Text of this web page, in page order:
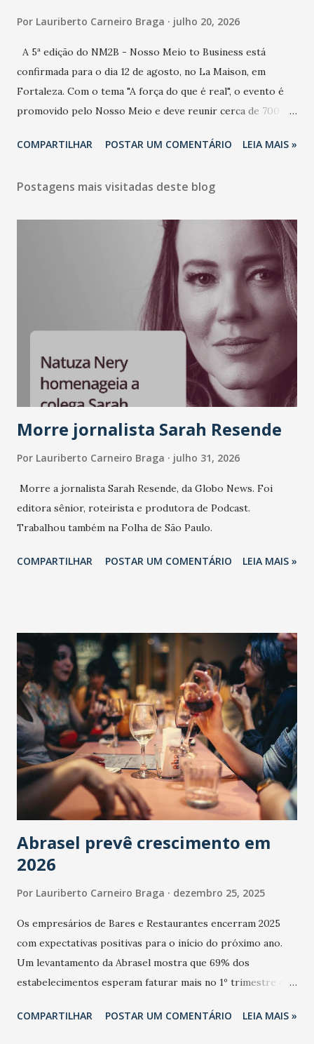
Por Lauriberto Carneiro Braga julho 20, 2026
A 5ª edição do NM2B - Nosso Meio to Business está
confirmada para o dia 12 de agosto, no La Maison, em
Fortaleza. Com o tema "A força do que é real", o evento é
promovido pelo Nosso Meio e deve reunir cerca de 700
e lideranças do Mercado Nacional. Desde 2022, o NM2B
de negócios do Nordeste, reunindo profissionais de marcas
LinkedIn, VISA, Grupo 3corações, TikTok e M. Dias Branco.
A nova edição chega em um momento em que autenticidade
e consistência ganham peso nas conversas sobre marca,
liderança e estratégia. - Vivemos um momento em que todo
mundo fala muito e poucos entregam de verdade. O NM2B
sempre existiu para dar palco a quem constrói com
consistência, e nesta edição isso fica ainda mais claro.
Vamos reforçar que ser genuíno sustenta a confiança entre
marcas, pessoas e mercado", afirma Tamires So...
COMPARTILHAR POSTAR UM COMENTÁRIO LEIA MAIS »
Postagens mais visitadas deste blog
Morre jornalista Sarah Resende
Por Lauriberto Carneiro Braga julho 31, 2026
Morre a jornalista Sarah Resende, da Globo News. Foi
editora sênior, roteirista e produtora de Podcast.
Trabalhou também na Folha de São Paulo.
COMPARTILHAR POSTAR UM COMENTÁRIO LEIA MAIS »
Abrasel prevê crescimento em
2026
Por Lauriberto Carneiro Braga dezembro 25, 2025
Os empresários de Bares e Restaurantes encerram 2025
com expectativas positivas para o início do próximo ano.
Um levantamento da Abrasel mostra que 69% dos
estabelecimentos esperam faturar mais no 1º trimestre de
relação ao último trimestre deste ano, 56% também
COMPARTILHAR POSTAR UM COMENTÁRIO LEIA MAIS »